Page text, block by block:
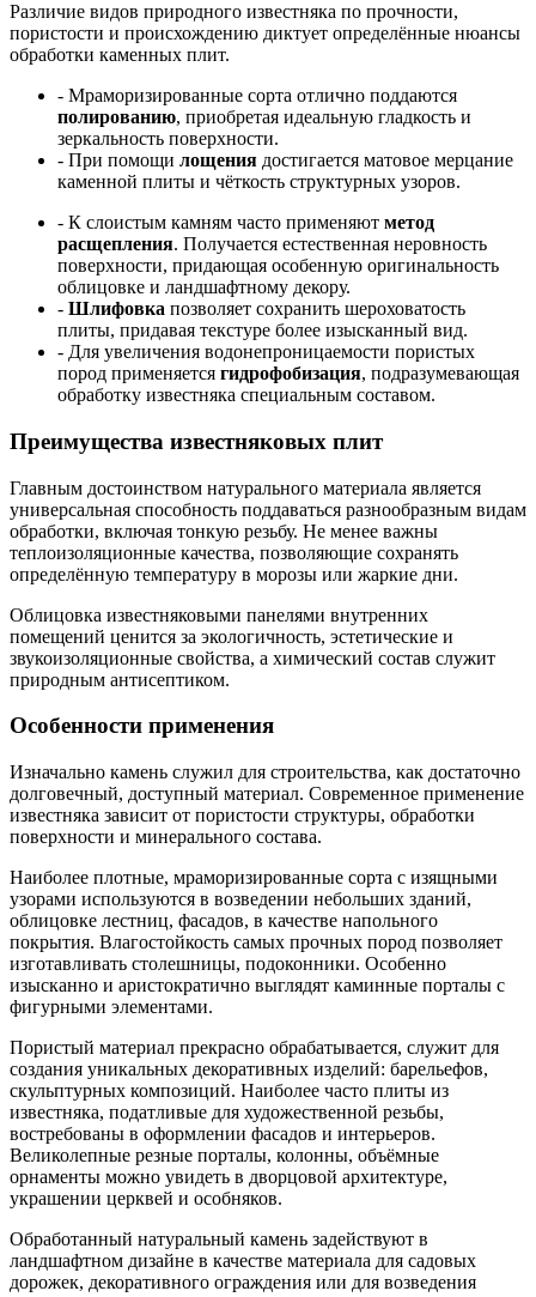
Различие видов природного известняка по прочности,
пористости и происхождению диктует определённые нюансы
обработки каменных плит.
- Мраморизированные сорта отлично поддаются
полированию, приобретая идеальную гладкость и
зеркальность поверхности.
- При помощи лощения достигается матовое мерцание
каменной плиты и чёткость структурных узоров.
- К слоистым камням часто применяют метод
расщепления. Получается естественная неровность
поверхности, придающая особенную оригинальность
облицовке и ландшафтному декору.
- Шлифовка позволяет сохранить шероховатость
плиты, придавая текстуре более изысканный вид.
- Для увеличения водонепроницаемости пористых
пород применяется гидрофобизация, подразумевающая
обработку известняка специальным составом.
Преимущества известняковых плит
Главным достоинством натурального материала является
универсальная способность поддаваться разнообразным видам
обработки, включая тонкую резьбу. Не менее важны
теплоизоляционные качества, позволяющие сохранять
определённую температуру в морозы или жаркие дни.
Облицовка известняковыми панелями внутренних
помещений ценится за экологичность, эстетические и
звукоизоляционные свойства, а химический состав служит
природным антисептиком.
Особенности применения
Изначально камень служил для строительства, как достаточно
долговечный, доступный материал. Современное применение
известняка зависит от пористости структуры, обработки
поверхности и минерального состава.
Наиболее плотные, мраморизированные сорта с изящными
узорами используются в возведении небольших зданий,
облицовке лестниц, фасадов, в качестве напольного
покрытия. Влагостойкость самых прочных пород позволяет
изготавливать столешницы, подоконники. Особенно
изысканно и аристократично выглядят каминные порталы с
фигурными элементами.
Пористый материал прекрасно обрабатывается, служит для
создания уникальных декоративных изделий: барельефов,
скульптурных композиций. Наиболее часто плиты из
известняка, податливые для художественной резьбы,
востребованы в оформлении фасадов и интерьеров.
Великолепные резные порталы, колонны, объёмные
орнаменты можно увидеть в дворцовой архитектуре,
украшении церквей и особняков.
Обработанный натуральный камень задействуют в
ландшафтном дизайне в качестве материала для садовых
дорожек, декоративного ограждения или для возведения